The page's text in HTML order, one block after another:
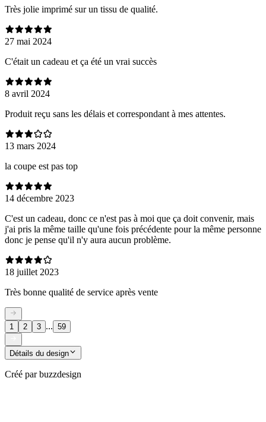
Très jolie imprimé sur un tissu de qualité.
27 mai 2024
C'était un cadeau et ça été un vrai succès
8 avril 2024
Produit reçu sans les délais et correspondant à mes attentes.
13 mars 2024
la coupe est pas top
14 décembre 2023
C'est un cadeau, donc ce n'est pas à moi que ça doit convenir, mais
j'ai pris la même taille qu'une fois précédente pour la même personne
donc je pense qu'il n'y aura aucun problème.
18 juillet 2023
Très bonne qualité de service après vente
1 2 3 ... 59
Détails du design
Créé par buzzdesign